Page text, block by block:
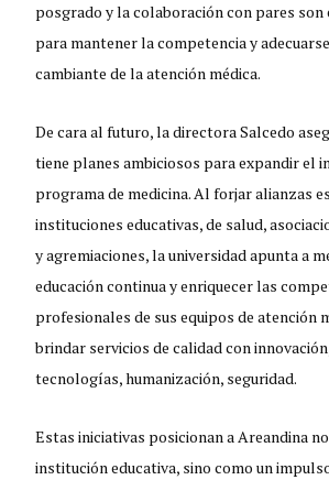
posgrado y la colaboración con pares
para mantener la competencia y
cambiante de la atención médica.
De cara al futuro, la directora Salcedo
tiene planes ambiciosos para expandir el
programa de medicina. Al forjar alianzas
instituciones educativas, de salud,
y agremiaciones, la universidad apunta a
educación continua y enriquecer las
profesionales de sus equipos de atención
brindar servicios de calidad con
tecnologías, humanización, seguridad.
Estas iniciativas posicionan a Areandina
institución educativa, sino como un